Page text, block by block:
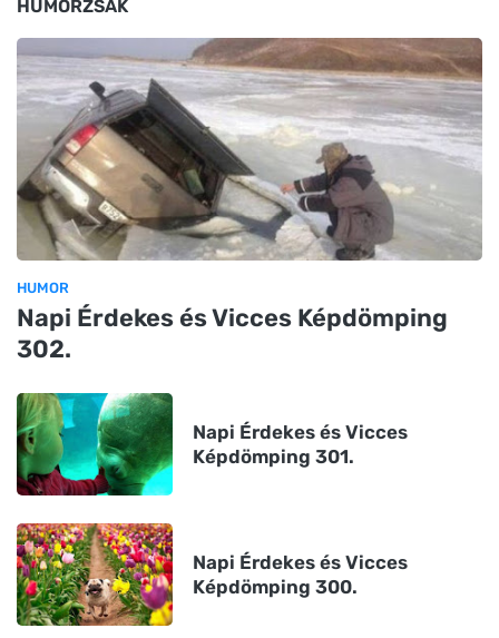
HUMORZSÁK
HUMOR
Napi Érdekes és Vicces Képdömping
302.
Napi Érdekes és Vicces
Képdömping 301.
Napi Érdekes és Vicces
Képdömping 300.